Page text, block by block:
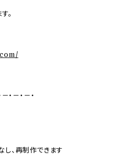
。
・－・－・
、再制作できます